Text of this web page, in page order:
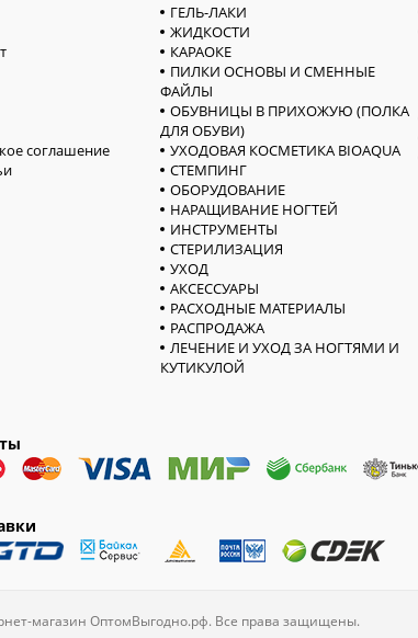
соглашение
ГЕЛЬ-ЛАКИ
ЖИДКОСТИ
КАРАОКЕ
ПИЛКИ ОСНОВЫ И СМЕННЫЕ
ФАЙЛЫ
ОБУВНИЦЫ В ПРИХОЖУЮ (ПОЛКА
ДЛЯ ОБУВИ)
УХОДОВАЯ КОСМЕТИКА BIOAQUA
СТЕМПИНГ
ОБОРУДОВАНИЕ
НАРАЩИВАНИЕ НОГТЕЙ
ИНСТРУМЕНТЫ
СТЕРИЛИЗАЦИЯ
УХОД
АКСЕССУАРЫ
РАСХОДНЫЕ МАТЕРИАЛЫ
РАСПРОДАЖА
ЛЕЧЕНИЕ И УХОД ЗА НОГТЯМИ И
КУТИКУЛОЙ
магазин ОптомВыгодно.рф. Все права защищены.